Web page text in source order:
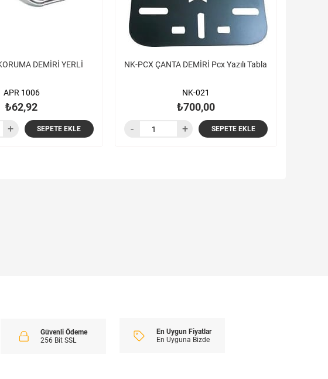
DEMİRİ YERLİ
APR 1006
₺62,92
SEPETE EKLE
NK-PCX ÇANTA DEMİRİ Pcx Yazılı Tabla
NK-021
₺700,00
SEPETE EKLE
Güvenli Ödeme
256 Bit SSL
En Uygun Fiyatlar
En Uyguna Bizde